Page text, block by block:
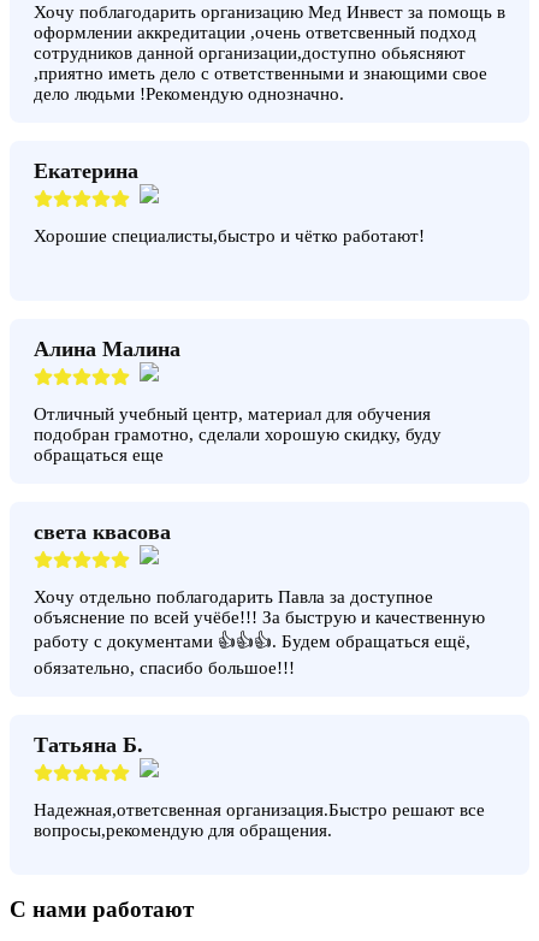
Хочу поблагодарить организацию Мед Инвест за помощь в
оформлении аккредитации ,очень ответсвенный подход
сотрудников данной организации,доступно обьясняют
,приятно иметь дело с ответственными и знающими свое
дело людьми !Рекомендую однозначно.
Екатерина
Хорошие специалисты,быстро и чётко работают!
Алина Малина
Отличный учебный центр, материал для обучения
подобран грамотно, сделали хорошую скидку, буду
обращаться еще
света квасова
Хочу отдельно поблагодарить Павла за доступное
объяснение по всей учёбе!!! За быструю и качественную
работу с документами 👍👍👍. Будем обращаться ещё,
обязательно, спасибо большое!!!
Татьяна Б.
Надежная,ответсвенная организация.Быстро решают все
вопросы,рекомендую для обращения.
С нами работают